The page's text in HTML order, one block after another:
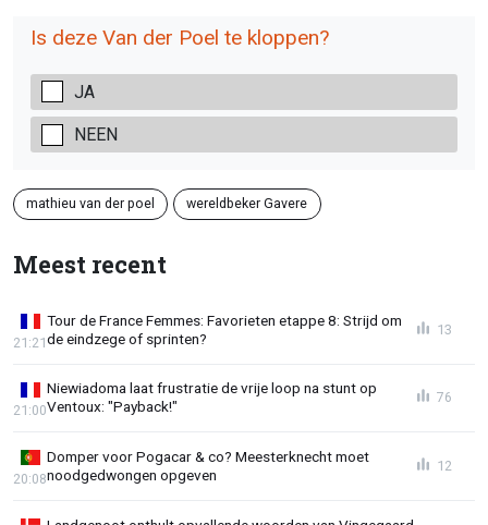
Is deze Van der Poel te kloppen?
JA
NEEN
mathieu van der poel wereldbeker Gavere
Meest recent
Tour de France Femmes: Favorieten etappe 8: Strijd om
de eindzege of sprinten?
21:21
13
Niewiadoma laat frustratie de vrije loop na stunt op
Ventoux: "Payback!"
21:00
76
Domper voor Pogacar & co? Meesterknecht moet
noodgedwongen opgeven
20:08
12